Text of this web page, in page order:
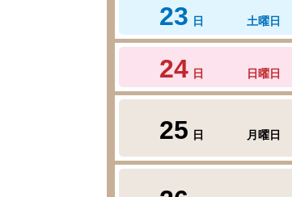
23 日 土曜日
24 日 日曜日
25 日 月曜日